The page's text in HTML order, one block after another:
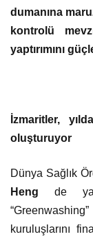
dumanına
kontrolü
yaptırımını
İzmaritler,
oluşturuyor
Dünya Sağlık
Heng de
kuruluşlarını